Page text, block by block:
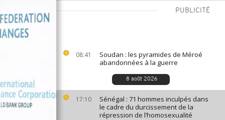
PUBLICITÉ
08:41
Soudan : les pyramides de Méroé
abandonnées à la guerre
8 août 2026
17:10
Sénégal : 71 hommes inculpés dans
le cadre du durcissement de la
répression de l’homosexualité